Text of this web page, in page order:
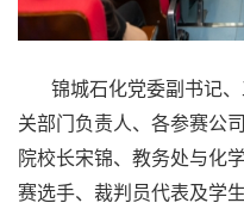
锦城石化党委副书记
关部门负责人、各参赛公
院校长宋锦、教务处与化
赛选手、裁判员代表及学